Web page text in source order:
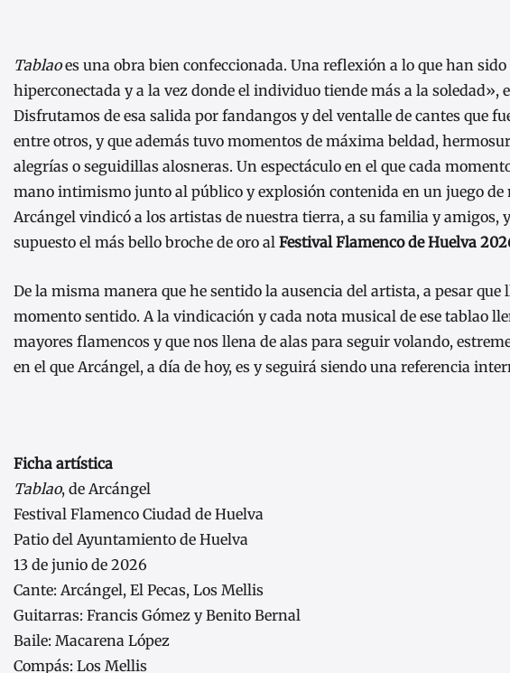
Tablaoes una obra bien confeccionada. Una reflexión a lo que han
hiperconectada y a la vez donde el individuo tiende más a la
Disfrutamos de esa salida por fandangos y del ventalle de cantes que
entre otros, y que además tuvo momentos de máxima beldad,
alegrías o seguidillas alosneras. Un espectáculo en el que cada
mano intimismo junto al público y explosión contenida en un juego de
Arcángel vindicó a los artistas de nuestra tierra, a su familia y amigos,
supuesto el más bello broche de oro al Festival Flamenco de Huelva
De la misma manera que he sentido la ausencia del artista, a pesar
momento sentido. A la vindicación y cada nota musical de ese tablao
mayores flamencos y que nos llena de alas para seguir volando,
en el que Arcángel, a día de hoy, es y seguirá siendo una referencia
Ficha artística
Tablao, de Arcángel
Festival Flamenco Ciudad de Huelva
Patio del Ayuntamiento de Huelva
13 de junio de 2026
Cante: Arcángel, El Pecas, Los Mellis
Guitarras: Francis Gómez y Benito Bernal
Baile: Macarena López
Compás: Los Mellis